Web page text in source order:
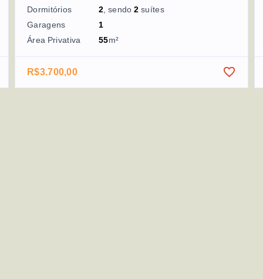
Dormitórios 2 , sendo2 suítes
Garagens
1
Área Privativa
55m²
R$3.700,00